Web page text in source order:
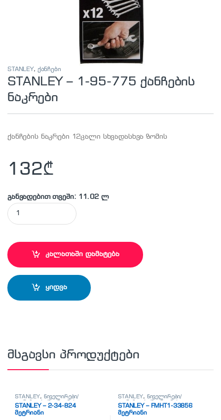
STANLEY, ქანჩები
STANLEY – 1-95-775 ქანჩების
ნაკრები
ქანჩების ნაკრები 12ცალი სხვადასხვა ზომის
132₾
განვადებით თვეში: 11.02 ლ
STANLEY - 1-95-775 ქანჩების ნაკრები quantity
კალათაში დამატება
ყიდვა
მსგავსი პროდუქტები
STANLEY, ნიველირები/
თარაზოები/მეტრიანები
STANLEY – 2-34-824
მეტრიანი
STANLEY, ნიველირები/
თარაზოები/მეტრიანები
STANLEY – FMHT1-33856
მეტრიანი